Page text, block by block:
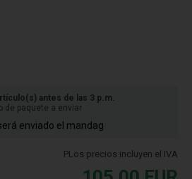
antes de las 3 p.m.
de paquete a enviar
enviado el mandag
PLos precios incluyen el IVA